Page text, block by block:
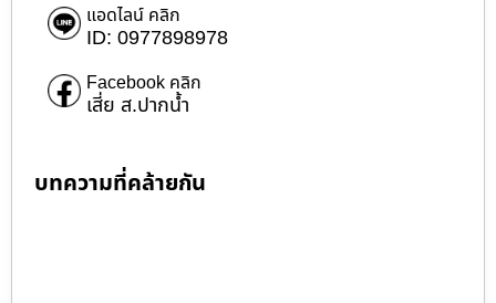
แอดไลน์ คลิก
ID: 0977898978
Facebook คลิก
เสี่ย ส.ปากน้ำ
บทความที่คล้ายกัน